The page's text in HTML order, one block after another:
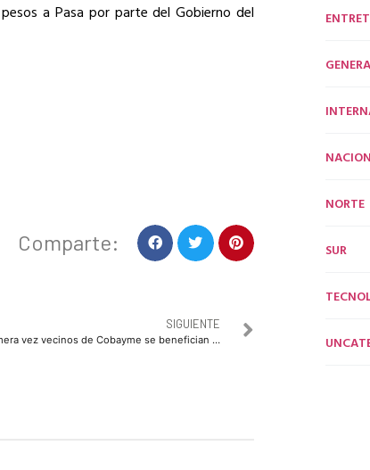
a Pasa por parte del Gobierno del
Comparte:
SIGUIENTE
Por primera vez vecinos de Cobayme se benefician con brigada de servicios médicos y asistenciales
NORTE
SUR